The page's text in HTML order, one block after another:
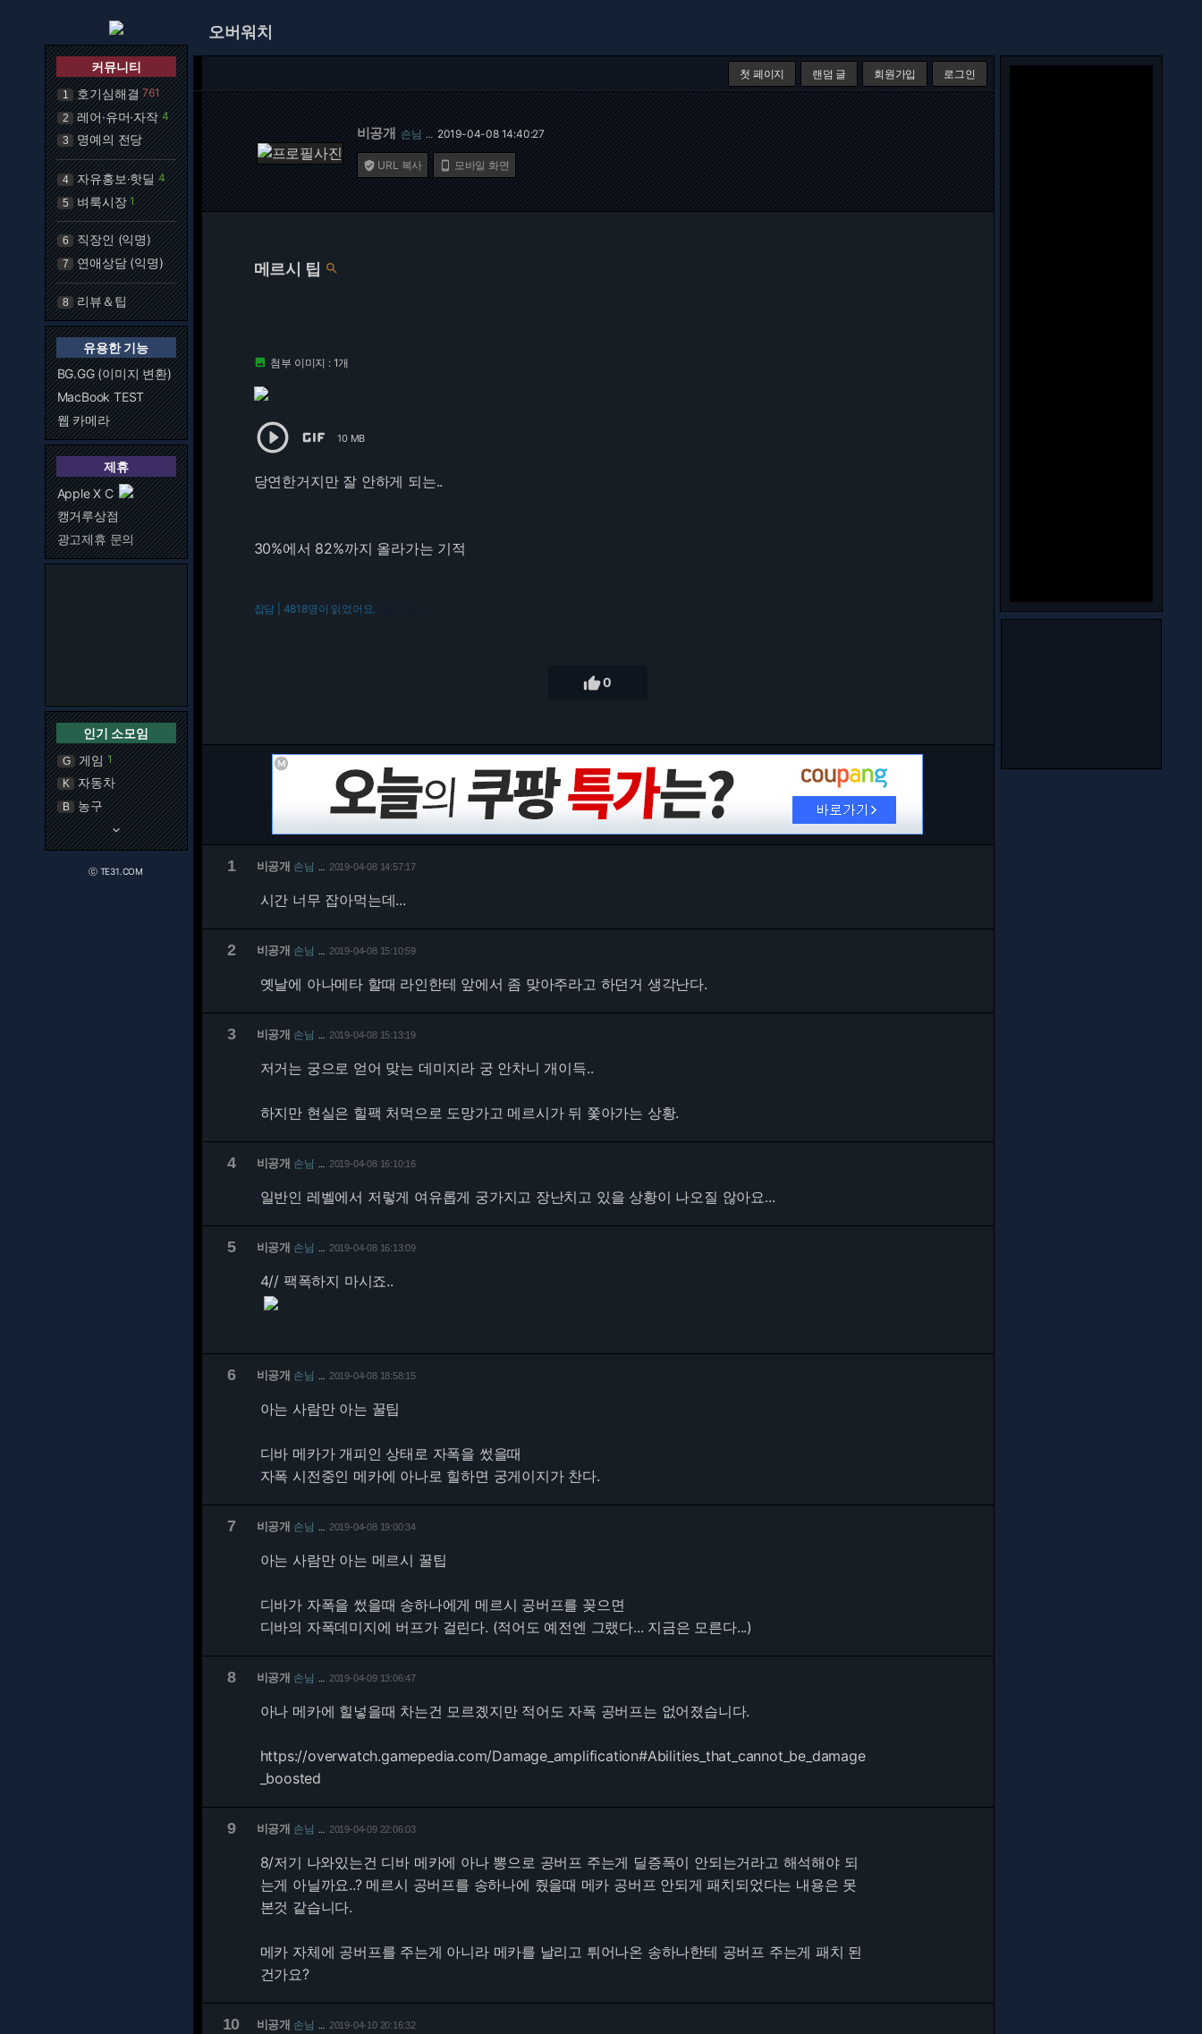
커뮤니티
1 호기심해결 761
2 레어·유머·자작 4
3 명예의 전당
4 자유홍보·핫딜 4
5 벼룩시장 1
6 직장인 (익명)
7 연애상담 (익명)
8 리뷰＆팁
유용한 기능
BG.GG (이미지 변환)
MacBook TEST
웹 카메라
제휴
Apple X C
캥거루상점
광고제휴 문의
인기 소모임
G 게임 1
K 자동차
B 농구
keyboard_arrow_down
ⓒ TE31.COM
오버워치
첫 페이지 랜덤 글 회원가입 로그인
비공개 손님 … 2019-04-08 14:40:27
 URL 복사  모바일 화면
메르시 팁 
 첨부 이미지 : 1개
  10 MB
당연한거지만 잘 안하게 되는..
30%에서 82%까지 올라가는 기적
잡담 | 4818명이 읽었어요.
0
1 비공개 손님 2019-04-08 14:57:17
시간 너무 잡아먹는데...
2 비공개 손님 2019-04-08 15:10:59
옛날에 아나메타 할때 라인한테 앞에서 좀 맞아주라고 하던거 생각난다.
3 비공개 손님 2019-04-08 15:13:19
저거는 궁으로 얻어 맞는 데미지라 궁 안차니 개이득..
하지만 현실은 힐팩 처먹으로 도망가고 메르시가 뒤 쫓아가는 상황.
4 비공개 손님 2019-04-08 16:10:16
일반인 레벨에서 저렇게 여유롭게 궁가지고 장난치고 있을 상황이 나오질 않아요...
5 비공개 손님 2019-04-08 16:13:09
4// 팩폭하지 마시죠..
6 비공개 손님 2019-04-08 18:58:15
아는 사람만 아는 꿀팁
디바 메카가 개피인 상태로 자폭을 썼을때
자폭 시전중인 메카에 아나로 힐하면 궁게이지가 찬다.
7 비공개 손님 2019-04-08 19:00:34
아는 사람만 아는 메르시 꿀팁
디바가 자폭을 썼을때 송하나에게 메르시 공버프를 꽂으면
디바의 자폭데미지에 버프가 걸린다. (적어도 예전엔 그랬다... 지금은 모른다...)
8 비공개 손님 2019-04-09 13:06:47
아나 메카에 힐넣을때 차는건 모르곘지만 적어도 자폭 공버프는 없어졌습니다.
https://overwatch.gamepedia.com/Damage_amplification#Abilities_that_cannot_be_damage
_boosted
9 비공개 손님 2019-04-09 22:06:03
8/저기 나와있는건 디바 메카에 아나 뽕으로 공버프 주는게 딜증폭이 안되는거라고 해석해야 되
는게 아닐까요..? 메르시 공버프를 송하나에 줬을때 메카 공버프 안되게 패치되었다는 내용은 못
본것 같습니다.
메카 자체에 공버프를 주는게 아니라 메카를 날리고 튀어나온 송하나한테 공버프 주는게 패치 된
건가요?
10 비공개 손님 2019-04-10 20:16:32